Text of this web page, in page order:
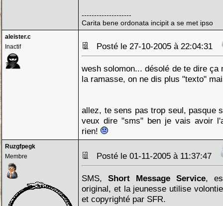
--------------------
Carita bene ordonata incipit a se met ipso
aleister.c
Inactif
Posté le 27-10-2005 à 22:04:31
wesh solomon... désolé de te dire ça
la ramasse, on ne dis plus "texto"
allez, te sens pas trop seul, pasque
veux dire "sms" ben je vais avoir
rien!
Ruzgfpegk
Membre
Posté le 01-11-2005 à 11:37:47
SMS, Short Message Service,
original, et la jeunesse utilise
et copyrighté par SFR.